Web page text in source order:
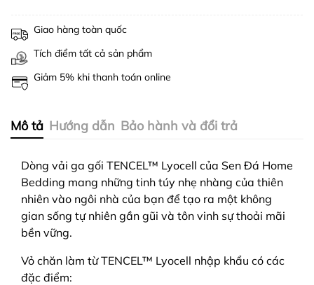
Giao hàng toàn quốc
Tích điểm tất cả sản phẩm
Giảm 5% khi thanh toán online
Mô tả Hướng dẫn Bảo hành và đổi trả
Dòng vải ga gối TENCEL™ Lyocell của Sen Đá Home
Bedding mang những tinh túy nhẹ nhàng của thiên
nhiên vào ngôi nhà của bạn để tạo ra một không
gian sống tự nhiên gần gũi và tôn vinh sự thoải mãi
bền vững.
Vỏ chăn làm từTENCEL™ Lyocell nhập khẩu có các
đặc điểm: